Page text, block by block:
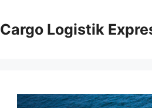
Cargo Logistik